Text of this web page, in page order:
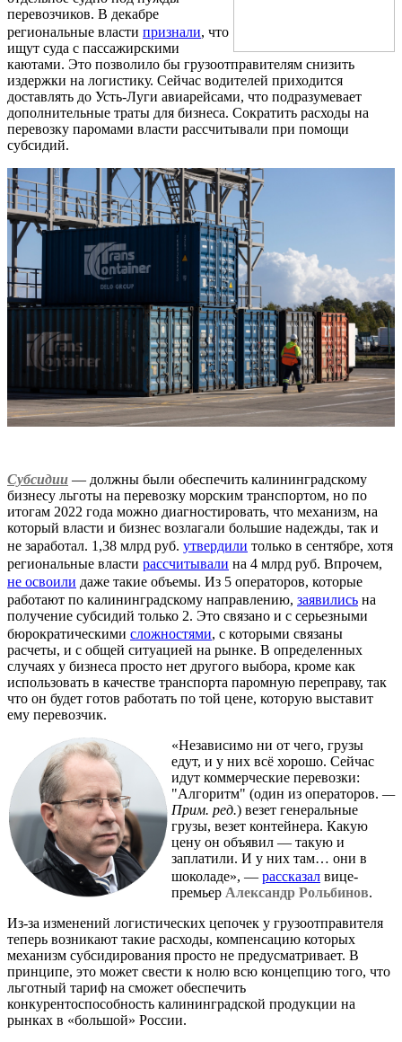
перевозчиков. В декабре
региональные власти признали, что
ищут суда с пассажирскими
каютами. Это позволило бы грузоотправителям снизить
издержки на логистику. Сейчас водителей приходится
доставлять до Усть-Луги авиарейсами, что подразумевает
дополнительные траты для бизнеса. Сократить расходы на
перевозку паромами власти рассчитывали при помощи
субсидий.
Субсидии — должны были обеспечить калининградскому
бизнесу льготы на перевозку морским транспортом, но по
итогам 2022 года можно диагностировать, что механизм, на
который власти и бизнес возлагали большие надежды, так и
не заработал. 1,38 млрд руб. утвердили только в сентябре, хотя
региональные власти рассчитывали на 4 млрд руб. Впрочем,
не освоили даже такие объемы. Из 5 операторов, которые
работают по калининградскому направлению, заявились на
получение субсидий только 2. Это связано и с серьезными
бюрократическими сложностями, с которыми связаны
расчеты, и с общей ситуацией на рынке. В определенных
случаях у бизнеса просто нет другого выбора, кроме как
использовать в качестве транспорта паромную переправу, так
что он будет готов работать по той цене, которую выставит
ему перевозчик.
«Независимо ни от чего, грузы
едут, и у них всё хорошо. Сейчас
идут коммерческие перевозки:
"Алгоритм" (один из операторов. —
Прим. ред.) везет генеральные
грузы, везет контейнера. Какую
цену он объявил — такую и
заплатили. И у них там… они в
шоколаде», — рассказал вице-
премьер Александр Рольбинов.
Из-за изменений логистических цепочек у грузоотправителя
теперь возникают такие расходы, компенсацию которых
механизм субсидирования просто не предусматривает. В
принципе, это может свести к нолю всю концепцию того, что
льготный тариф на сможет обеспечить
конкурентоспособность калининградской продукции на
рынках в «большой» России.